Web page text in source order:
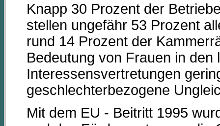
Knapp 30 Prozent der
stellen ungefähr 53 Prozent
rund 14 Prozent der
Bedeutung von Frauen in den
Interessensvertretungen
geschlechterbezogene
Mit dem EU - Beitritt 1995